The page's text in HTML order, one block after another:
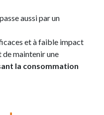
aussi par un
et à faible impact
maintenir une
la consommation